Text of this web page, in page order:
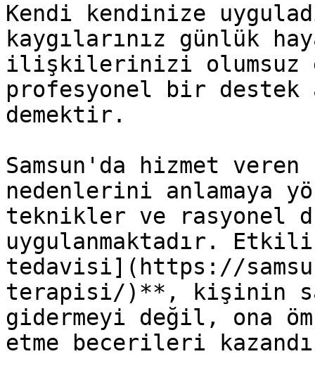
Kendi kendinize
kaygılarınız günlük
ilişkilerinizi olumsuz
profesyonel bir destek
demektir.
Samsun'da hizmet
nedenlerini anlamaya
teknikler ve rasyonel
uygulanmaktadır.
tedavisi](https://
terapisi/)**, kişinin
gidermeyi değil, ona
etme becerileri